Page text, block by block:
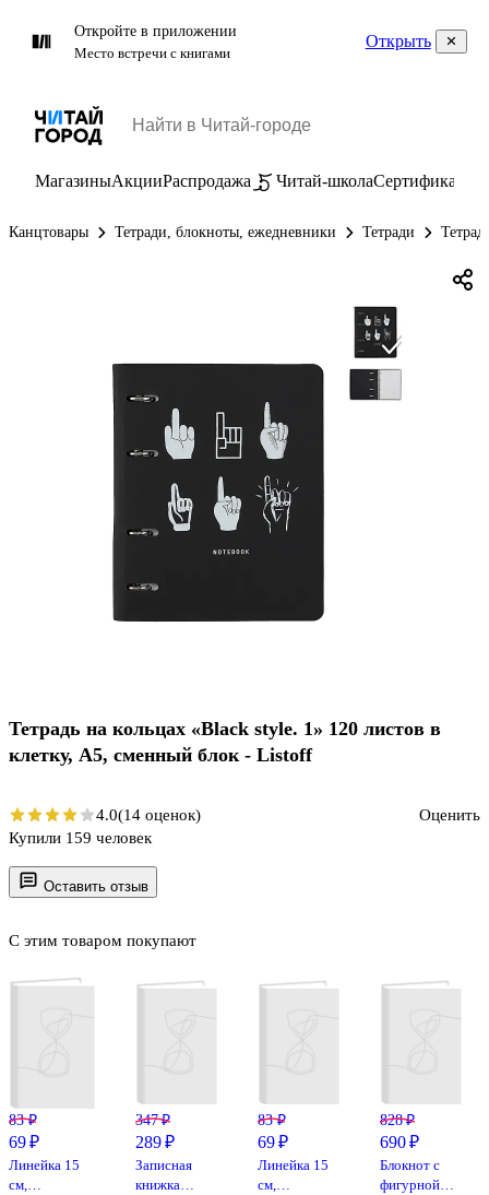
Откройте в приложении
Место встречи с книгами
Открыть
МагазиныАкцииРаспродажа Читай-школаСертификаты
Канцтовары Тетради, блокноты, ежедневники Тетради
Оставить отзыв
С этим товаром покупают
83 ₽
69 ₽
Линейка 15
см,
347 ₽
289 ₽
Записная
книжка
83 ₽
69 ₽
Линейка 15
см,
828 ₽
690 ₽
Блокнот с
фигурной
Тетрадь на кольцах «Black style. 1» 120 листов в
клетку, А5, сменный блок - Listoff
4.0(14 оценок)
Оценить
Купили 159 человек